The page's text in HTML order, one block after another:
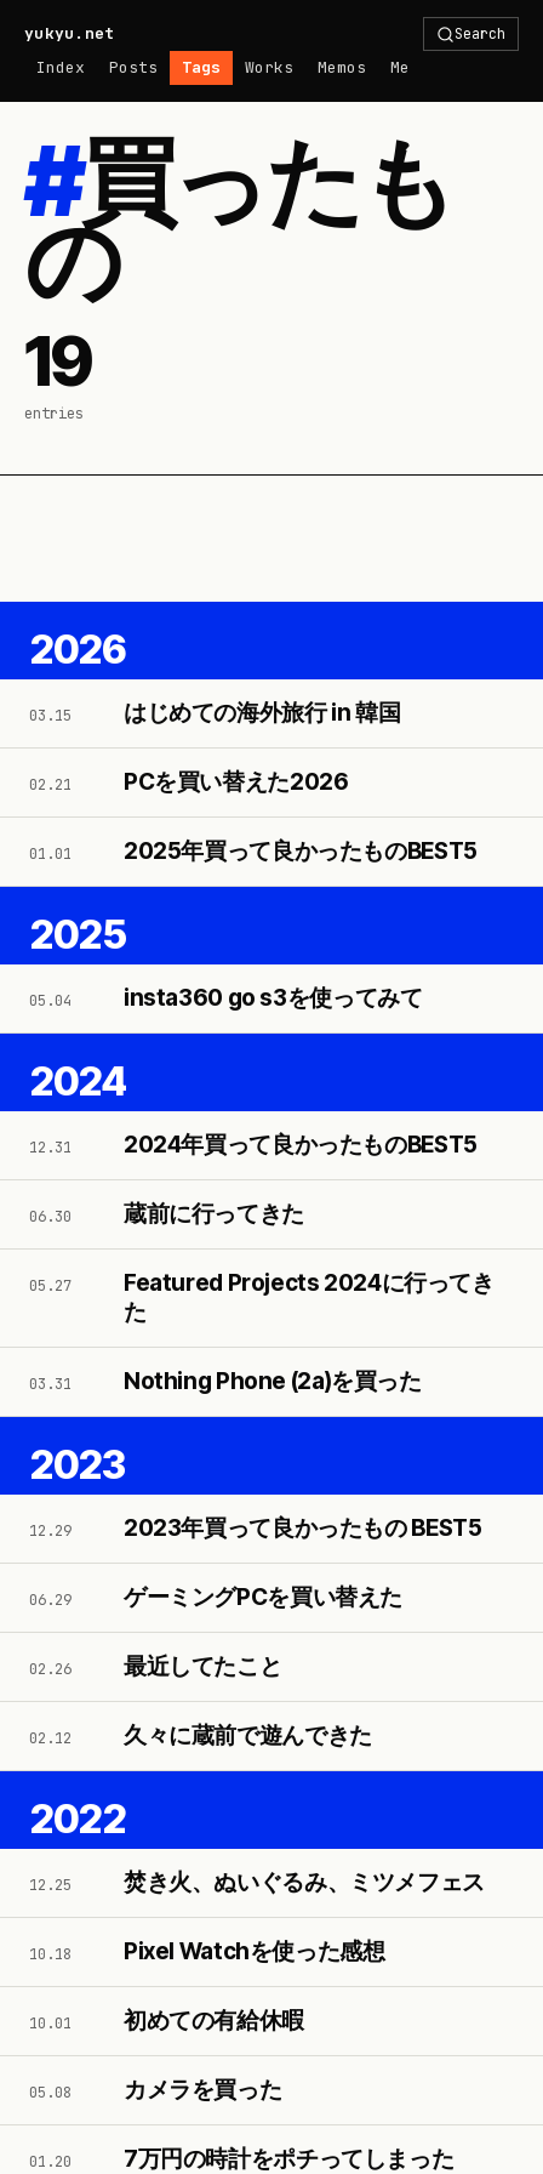
yukyu.net Search
Index Posts Tags Works Memos Me
#買ったも
の
19
entries
2026
03.15 はじめての海外旅行 in 韓国
02.21 PCを買い替えた2026
01.01 2025年買って良かったものBEST5
2025
05.04 insta360 go s3を使ってみて
2024
12.31 2024年買って良かったものBEST5
06.30 蔵前に行ってきた
05.27
Featured Projects 2024に行ってき
た
03.31 Nothing Phone (2a)を買った
2023
12.29 2023年買って良かったもの BEST5
06.29 ゲーミングPCを買い替えた
02.26 最近してたこと
02.12 久々に蔵前で遊んできた
2022
12.25 焚き火、ぬいぐるみ、ミツメフェス
10.18 Pixel Watchを使った感想
10.01 初めての有給休暇
05.08 カメラを買った
01.20 7万円の時計をポチってしまった